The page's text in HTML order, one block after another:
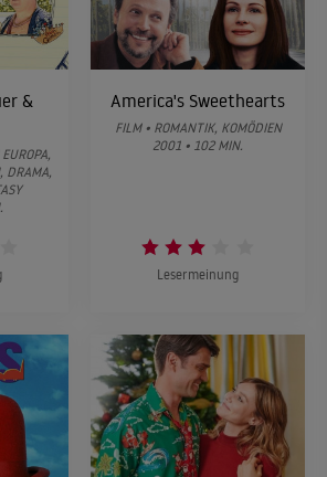
&
DRAMA,
America's Sweethearts
FILM • ROMANTIK, KOMÖDIEN
2001 • 102 MIN.
Lesermeinung